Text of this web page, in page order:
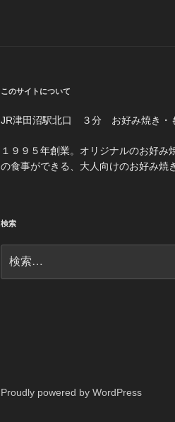
このサイトについて
JR津田沼駅北口 ３分 お好み焼き・
１９９５年創業。オリジナルのお好み
の食事ができる、大人向けのお好み焼
検索
索:
Proudly powered by WordPress